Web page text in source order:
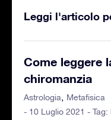
Leggi l'articolo
Come leggere
chiromanzia
Astrologia
Metafisica
- 10 Luglio 2021 - Tag: